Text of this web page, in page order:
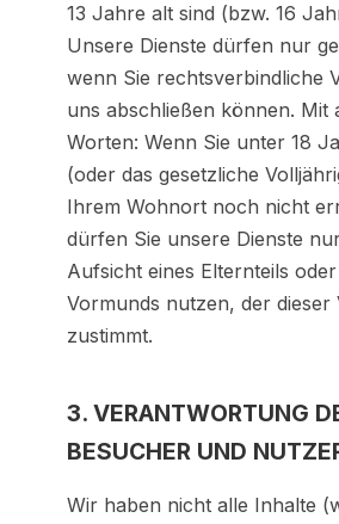
13 Jahre alt sind (bzw. 16
Unsere Dienste dürfen nur
wenn Sie rechtsverbindliche
uns abschließen können. Mit
Worten: Wenn Sie unter 18
(oder das gesetzliche
Ihrem Wohnort noch nicht
dürfen Sie unsere Dienste
Aufsicht eines Elternteils
Vormunds nutzen, der dieser
zustimmt.
3. VERANTWORTUNG
BESUCHER UND
Wir haben nicht alle Inhalte